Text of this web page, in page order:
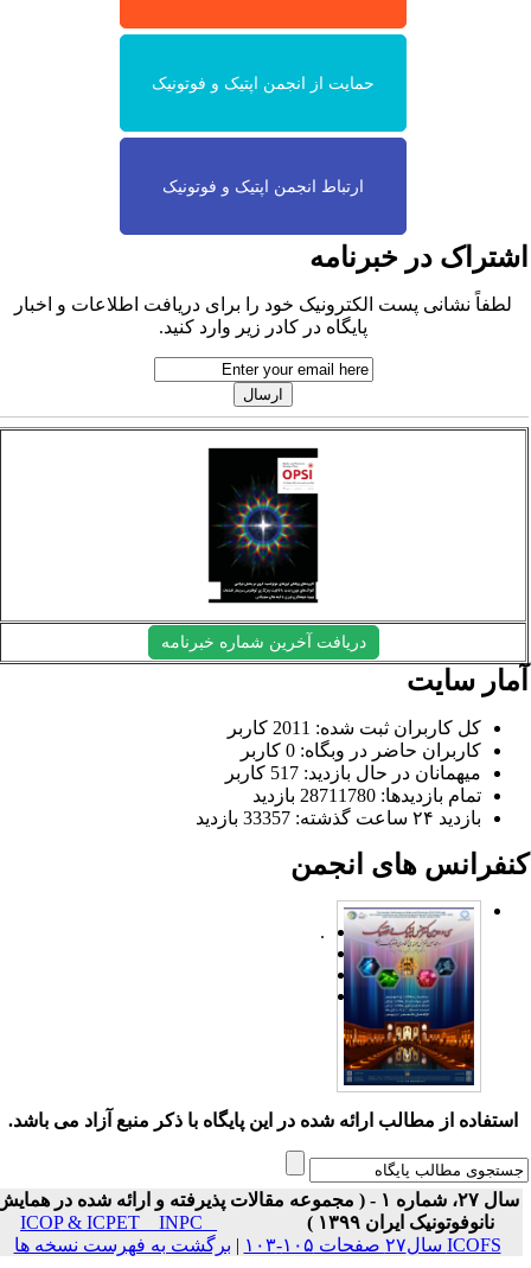
حمایت از انجمن اپتیک و فوتونیک
ارتباط انجمن اپتیک و فوتونیک
در خبرنامه
لطفاً نشانی پست الکترونیک خود را برای دریافت اطلاعات و اخبار
پایگاه در کادر زیر وارد کنید.
دریافت آخرین شماره خبرنامه
سایت
کل کاربران ثبت شده: 2011 کاربر
کاربران حاضر در وبگاه: 0 کاربر
میهمانان در حال بازدید: 517 کاربر
تمام بازدید‌ها: 28711780 بازدید
بازدید ۲۴ ساعت گذشته: 33357 بازدید
های انجمن
.
استفاده از مطالب ارائه شده در این پایگاه با ذکر منبع آزاد می باشد.
سال ۲۷، شماره ۱ - ( مجموعه مقالات پذیرفته و ارائه شده در همایش
نانوفوتونیک ایران ۱۳۹۹ )
ICOP & ICPET _ INPC _
ICOFS سال۲۷ صفحات ۱۰۵-۱۰۳
| برگشت به فهرست نسخه ها